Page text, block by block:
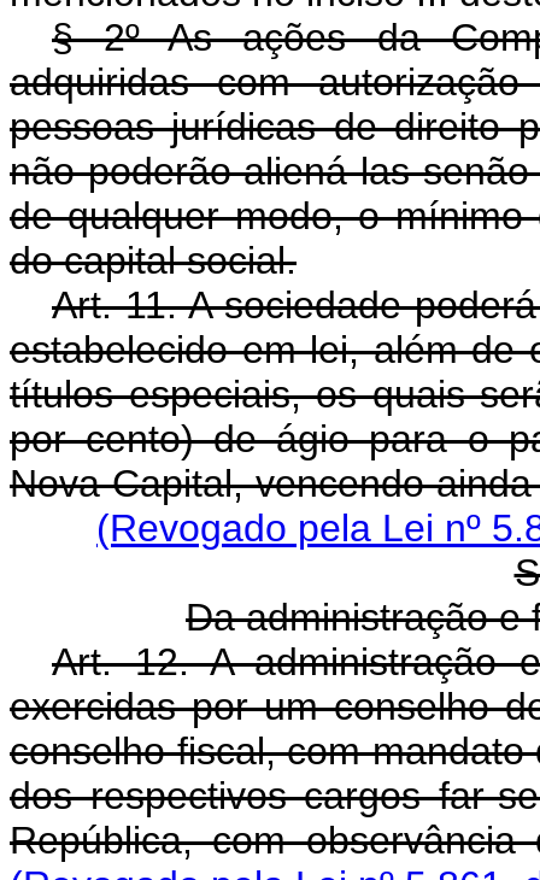
§ 2º As ações da
adquiridas com
pessoas jurídicas de direito
não poderão aliená-las
de qualquer modo, o
do capital social.
Art. 11. A sociedade
estabelecido em lei, além de
títulos especiais, os quais
por cento) de ágio para o
Nova Capital, vencendo
(Revogado pela Lei nº
Da administração e
Art. 12. A administração
exercidas por um conselho
conselho fiscal, com
dos respectivos cargos far-
República, com